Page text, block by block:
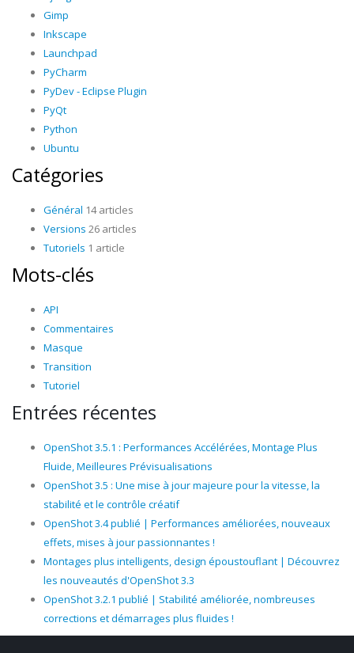
Gimp
Inkscape
Launchpad
PyCharm
PyDev - Eclipse Plugin
PyQt
Python
Ubuntu
Catégories
Général 14 articles
Versions 26 articles
Tutoriels 1 article
Mots-clés
API
Commentaires
Masque
Transition
Tutoriel
Entrées récentes
OpenShot 3.5.1 : Performances Accélérées, Montage Plus
Fluide, Meilleures Prévisualisations
OpenShot 3.5 : Une mise à jour majeure pour la vitesse, la
stabilité et le contrôle créatif
OpenShot 3.4 publié | Performances améliorées, nouveaux
effets, mises à jour passionnantes !
Montages plus intelligents, design époustouflant | Découvrez
les nouveautés d'OpenShot 3.3
OpenShot 3.2.1 publié | Stabilité améliorée, nombreuses
corrections et démarrages plus fluides !